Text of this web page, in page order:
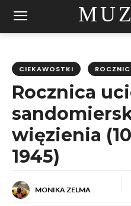
CIEKAWOSTKI
Rocznica
więzienia
1945)
MONIKA ZELMA